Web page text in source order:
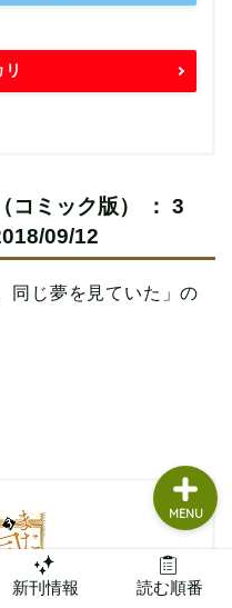
コミック版） ： 3
09/12
同じ夢を見ていた」の
新刊情報 読む順番
MENU
本まとめ
本レビュー